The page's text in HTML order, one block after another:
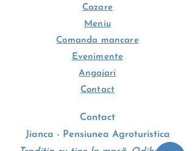
Cazare
Meniu
Comanda mancare
Evenimente
Angajari
Contact
Contact
Jianca - Pensiunea Agroturistica